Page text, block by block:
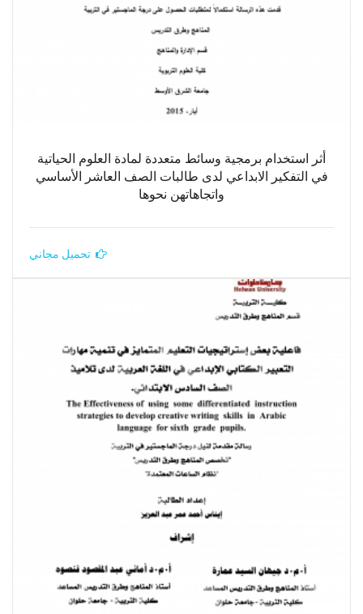
أثر استخدام برمجية وسائط متعددة لمادة العلوم الحياتية
في التفكير الابداعي لدى طالبات الصف العاشر الأساسي
واتجاهاتهن نحوها
تحميل مجاني